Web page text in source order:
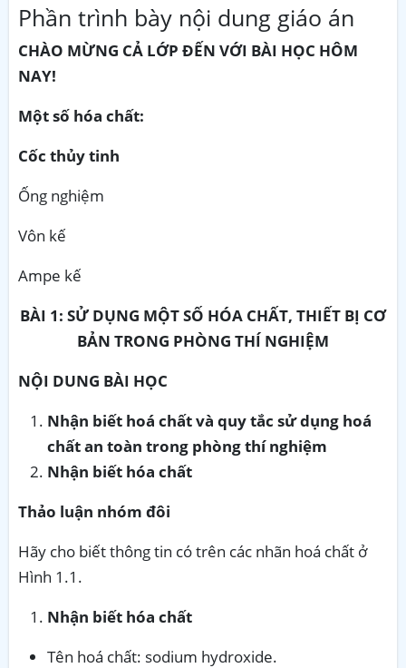
Phần trình bày nội dung giáo án
CHÀO MỪNG CẢ LỚP ĐẾN VỚI BÀI HỌC HÔM
NAY!
Một số hóa chất:
Cốc thủy tinh
Ống nghiệm
Vôn kế
Ampe kế
BÀI 1: SỬ DỤNG MỘT SỐ HÓA CHẤT, THIẾT BỊ CƠ
BẢN TRONG PHÒNG THÍ NGHIỆM
NỘI DUNG BÀI HỌC
Nhận biết hoá chất và quy tắc sử dụng hoá
chất an toàn trong phòng thí nghiệm
Nhận biết hóa chất
Thảo luận nhóm đôi
Hãy cho biết thông tin có trên các nhãn hoá chất ở
Hình 1.1.
Nhận biết hóa chất
Tên hoá chất: sodium hydroxide.